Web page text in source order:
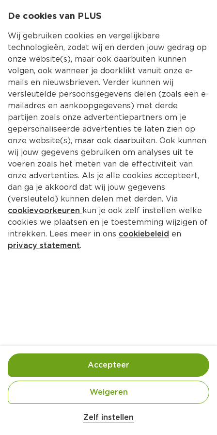
Kies jouw
Ingrediënten Bereiding
Belangrijke veiligheidswaarschuwing
De cookies van PLUS
Wij gebruiken cookies en vergelijkbare
technologieën, zodat wij en derden jouw gedrag op
onze website(s), maar ook daarbuiten kunnen
volgen, ook wanneer je doorklikt vanuit onze e-
mails en nieuwsbrieven. Verder kunnen wij
versleutelde persoonsgegevens delen (zoals een e-
mailadres en aankoopgegevens) met derde
partijen zoals onze advertentiepartners om je
gepersonaliseerde advertenties te laten zien op
onze website(s), maar ook daarbuiten. Ook kunnen
wij jouw gegevens gebruiken om analyses uit te
voeren zoals het meten van de effectiviteit van
onze advertenties. Als je alle cookies accepteert,
dan ga je akkoord dat wij jouw gegevens
(versleuteld) kunnen delen met derden. Via
cookievoorkeuren kun je ook zelf instellen welke
cookies we plaatsen en je toestemming wijzigen of
intrekken. Lees meer in ons cookiebeleid en
privacy statement.
Zelf instellen
Weigeren
Accepteer